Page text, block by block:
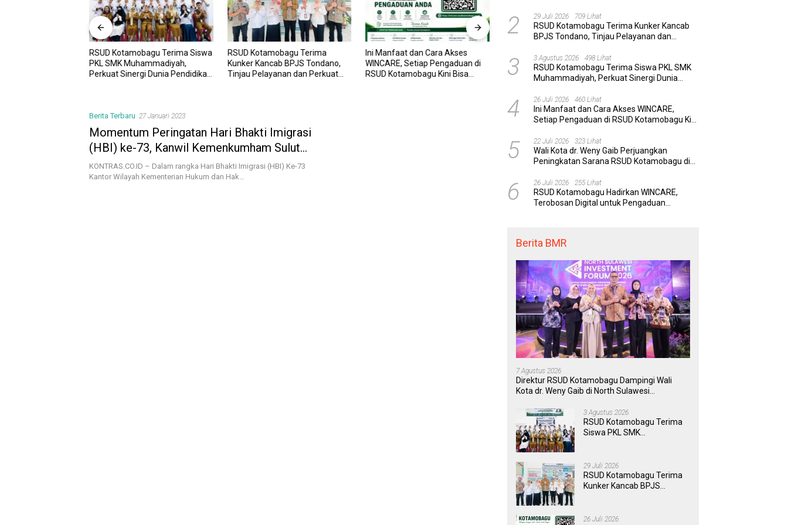
RSUD Kotamobagu Terima Siswa
PKL SMK Muhammadiyah,
Perkuat Sinergi Dunia Pendidikan
RSUD Kotamobagu Terima
Kunker Kancab BPJS Tondano,
Tinjau Pelayanan dan Perkuat
Ini Manfaat dan Cara Akses
WINCARE, Setiap Pengaduan di
RSUD Kotamobagu Kini Bisa
RSUD Kotamobagu Hadirkan
WINCARE, Terobosan Digital
untuk Pengaduan Masyarakat
dan Pegawai yang Cepat,
Transparan, dan Responsif
Mongondow Selatan: Jejak
Seorang Bunda Pembaharu dan
Sebuah Daerah yang Menolak
Berita Terbaru 27 Januari 2023
Momentum Peringatan Hari Bhakti Imigrasi
(HBI) ke-73, Kanwil Kemenkumham Sulut
Ziarah dan Tabur Bunga di Taman Makam
Pahlawan Kairagi Manado
KONTRAS.CO.ID – Dalam rangka Hari Bhakti Imigrasi (HBI) Ke-73
Kantor Wilayah Kementerian Hukum dan Hak…
Berkualitas
2 29 Juli 2026 709 Lihat
RSUD Kotamobagu Terima Kunker Kancab
BPJS Tondano, Tinjau Pelayanan dan
3 3 Agustus 2026 498 Lihat
RSUD Kotamobagu Terima Siswa PKL SMK
Muhammadiyah, Perkuat Sinergi Dunia
4 26 Juli 2026 460 Lihat
Ini Manfaat dan Cara Akses WINCARE,
Setiap Pengaduan di RSUD Kotamobagu Kini
5 22 Juli 2026 323 Lihat
Wali Kota dr. Weny Gaib Perjuangkan
Peningkatan Sarana RSUD Kotamobagu di
yang Lebih Modern
6 26 Juli 2026 255 Lihat
RSUD Kotamobagu Hadirkan WINCARE,
Terobosan Digital untuk Pengaduan
Berita BMR
7 Agustus 2026
Direktur RSUD Kotamobagu Dampingi Wali
Kota dr. Weny Gaib di North Sulawesi
3 Agustus 2026
RSUD Kotamobagu Terima
Siswa PKL SMK
dan Layanan Kesehatan
29 Juli 2026
RSUD Kotamobagu Terima
Kunker Kancab BPJS
Wujudkan UHC
26 Juli 2026